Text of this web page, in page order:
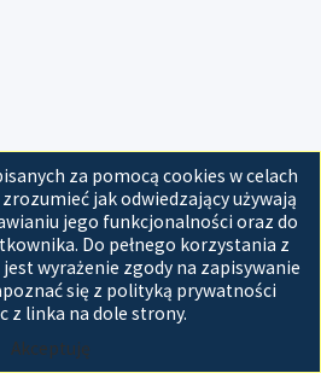
za pomocą cookies w celach
jak odwiedzający używają
jego funkcjonalności oraz do
Do pełnego korzystania z
wyrażenie zgody na zapisywanie
się z polityką prywatności
z linka na dole strony.
Akceptuję